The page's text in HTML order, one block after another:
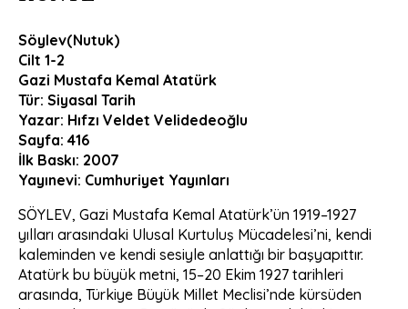
Söylev(Nutuk)
Cilt 1-2
Gazi Mustafa Kemal Atatürk
Tür: Siyasal Tarih
Yazar: Hıfzı Veldet Velidedeoğlu
Sayfa: 416
İlk Baskı: 2007
Yayınevi: Cumhuriyet Yayınları
SÖYLEV, Gazi Mustafa Kemal Atatürk’ün 1919–1927
yılları arasındaki Ulusal Kurtuluş Mücadelesi’ni, kendi
kaleminden ve kendi sesiyle anlattığı bir başyapıttır.
Atatürk bu büyük metni, 15–20 Ekim 1927 tarihleri
arasında, Türkiye Büyük Millet Meclisi’nde kürsüden